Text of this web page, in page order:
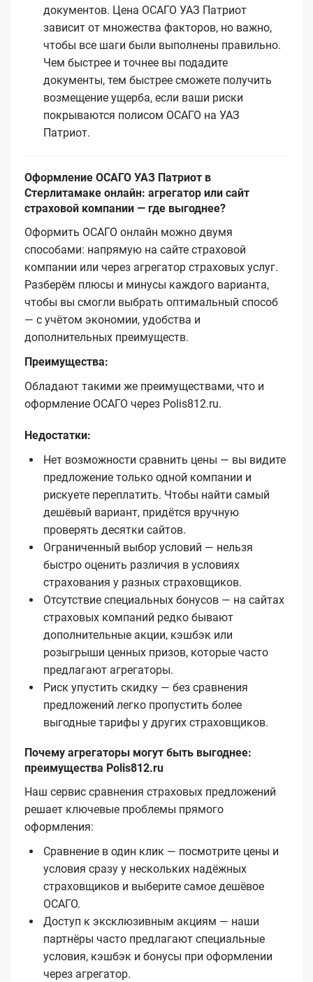
документов. Цена ОСАГО УАЗ Патриот
зависит от множества факторов, но важно,
чтобы все шаги были выполнены правильно.
Чем быстрее и точнее вы подадите
документы, тем быстрее сможете получить
возмещение ущерба, если ваши риски
покрываются полисом ОСАГО на УАЗ
Патриот.
Оформление ОСАГО УАЗ Патриот в
Стерлитамаке онлайн: агрегатор или сайт
страховой компании — где выгоднее?
Оформить ОСАГО онлайн можно двумя
способами: напрямую на сайте страховой
компании или через агрегатор страховых услуг.
Разберём плюсы и минусы каждого варианта,
чтобы вы смогли выбрать оптимальный способ
— с учётом экономии, удобства и
дополнительных преимуществ.
Преимущества:
Обладают такими же преимуществами, что и
оформление ОСАГО через Polis812.ru.
Недостатки:
Нет возможности сравнить цены — вы видите
предложение только одной компании и
рискуете переплатить. Чтобы найти самый
дешёвый вариант, придётся вручную
проверять десятки сайтов.
Ограниченный выбор условий — нельзя
быстро оценить различия в условиях
страхования у разных страховщиков.
Отсутствие специальных бонусов — на сайтах
страховых компаний редко бывают
дополнительные акции, кэшбэк или
розыгрыши ценных призов, которые часто
предлагают агрегаторы.
Риск упустить скидку — без сравнения
предложений легко пропустить более
выгодные тарифы у других страховщиков.
Почему агрегаторы могут быть выгоднее:
преимущества Polis812.ru
Наш сервис сравнения страховых предложений
решает ключевые проблемы прямого
оформления:
Сравнение в один клик — посмотрите цены и
условия сразу у нескольких надёжных
страховщиков и выберите самое дешёвое
ОСАГО.
Доступ к эксклюзивным акциям — наши
партнёры часто предлагают специальные
условия, кэшбэк и бонусы при оформлении
через агрегатор.